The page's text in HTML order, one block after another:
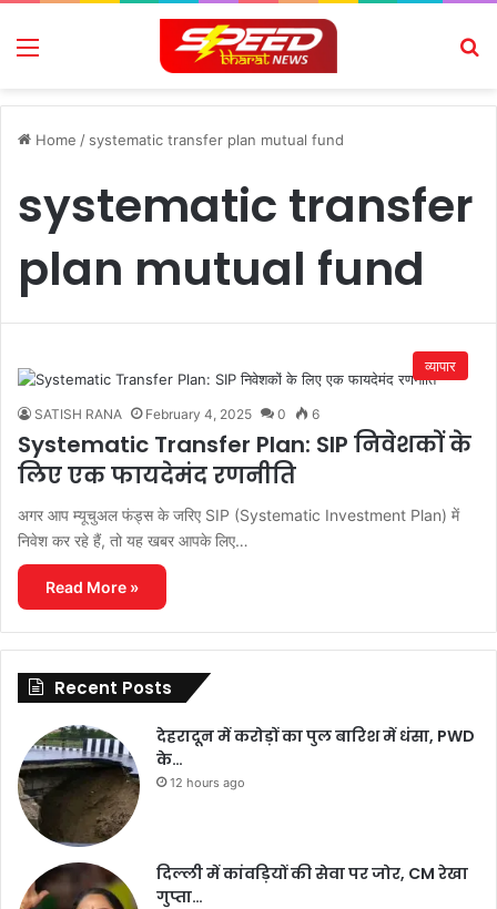
Menu
Home / systematic transfer plan mutual fund
systematic transfer
plan mutual fund
व्यापार
SATISH RANA February 4, 2025 0 6
Systematic Transfer Plan: SIP निवेशकों के
लिए एक फायदेमंद रणनीति
अगर आप म्यूचुअल फंड्स के जरिए SIP (Systematic Investment Plan) में
निवेश कर रहे हैं, तो यह खबर आपके लिए…
Read More »
Recent Posts
देहरादून में करोड़ों का पुल बारिश में धंसा, PWD
के…
12 hours ago
दिल्ली में कांवड़ियों की सेवा पर जोर, CM रेखा
गुप्ता…